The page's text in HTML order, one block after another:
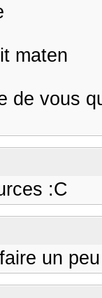
maten
de vous
:C
un